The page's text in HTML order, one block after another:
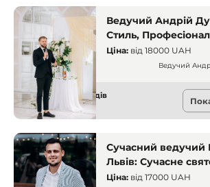
Ведучий Андрій
Стиль,
Вашої Мрії – Усе в
Особистості
Ціна: від 18000 UAH
Ведучий
Ведучі для заходів
Львів
Сучасний ведучий
Львів: Сучасне
вульгарності, з
Ціна: від 17000 UAH